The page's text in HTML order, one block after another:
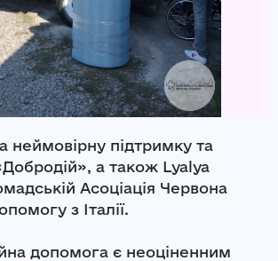
неймовірну підтримку та
а також Lyalya
Асоціація Червона
з Італії.
допомога є неоціненним